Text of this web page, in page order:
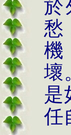
於
愁
機
壞
是
任